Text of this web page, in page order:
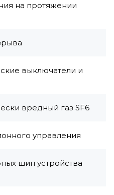
на протяжении
выключатели и
вредный газ SF6
управления
шин устройства